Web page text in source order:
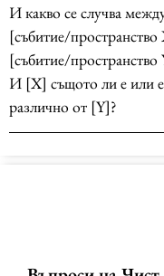
И какво се случва
[събитие/
[събитие/пространство
И [X] същото ли е или е
различно от [Y]?